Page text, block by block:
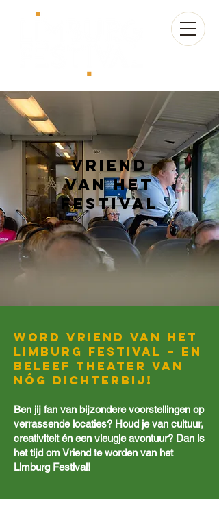
Vriend
van het
festival
Word Vriend van het
Limburg Festival – en
beleef theater van
nóg dichterbij!
Ben jij fan van bijzondere voorstellingen op
verrassende locaties? Houd je van cultuur,
creativiteit én een vleugje avontuur? Dan is
het tijd om Vriend te worden van het
Limburg Festival!